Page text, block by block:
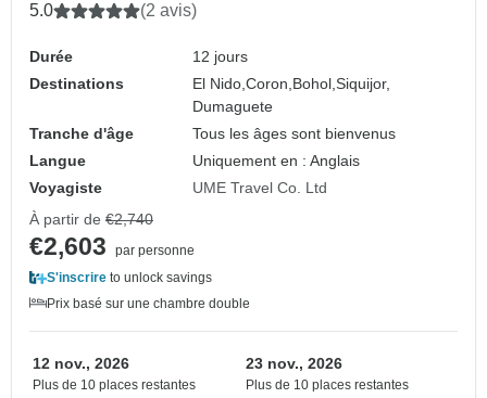
5.0 (2 avis)
Durée
12 jours
Destinations
El Nido,Coron, Bohol,Siquijor,
Dumaguete
Tranche d'âge
Tous les âges sont bienvenus
Langue
Uniquement en : Anglais
Voyagiste
UME Travel Co. Ltd
À partir de €2,740
€2,603
par personne
S'inscrire to unlock savings
Prix basé sur une chambre double
12 nov., 2026
Plus de 10 places restantes
23 nov., 2026
Plus de 10 places restantes